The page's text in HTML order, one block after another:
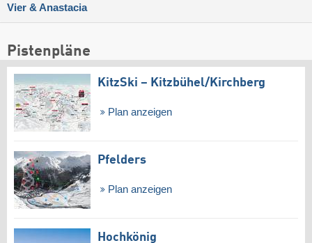
Vier & Anastacia
Pistenpläne
KitzSki – Kitzbühel/​Kirchberg
Plan anzeigen
Pfelders
Plan anzeigen
Hochkönig